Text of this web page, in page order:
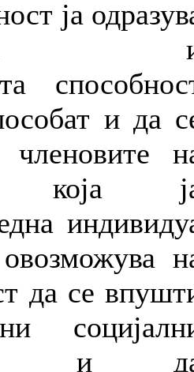
ја
и да
членовите
која
да се
и